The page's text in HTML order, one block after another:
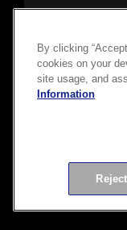
Copyright ©
By clicking
cookies on your
site usage, and
Information